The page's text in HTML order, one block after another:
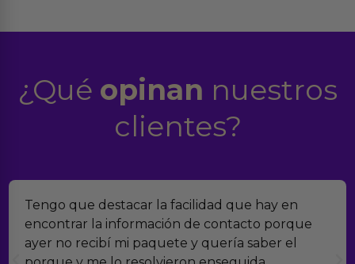
¿Qué opinan nuestros
clientes?
Tengo que destacar la facilidad que hay en
encontrar la información de contacto porque
ayer no recibí mi paquete y quería saber el